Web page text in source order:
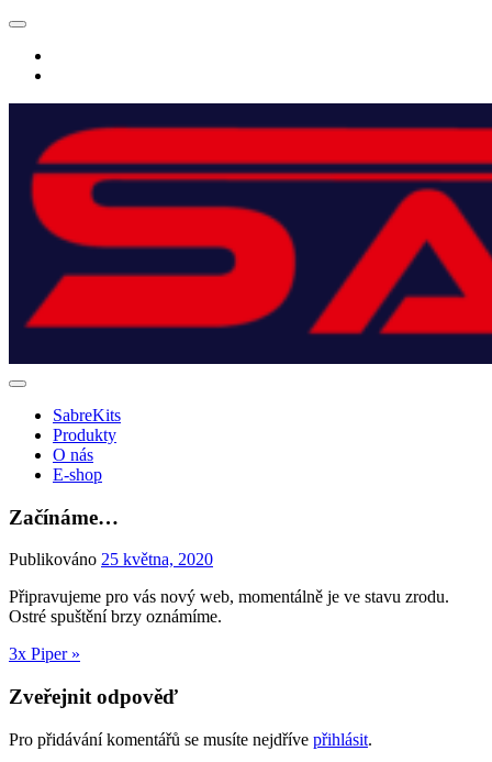
Přeskočit
obsah
SabreKits
Produkty
O nás
E-shop
Začínáme…
Publikováno 25 května, 2020
Připravujeme pro vás nový web, momentálně je ve stavu zrodu.
Ostré spuštění brzy oznámíme.
Navigace
pro
příspěvek
3x Piper »
Zveřejnit odpověď
Pro přidávání komentářů se musíte nejdříve přihlásit.